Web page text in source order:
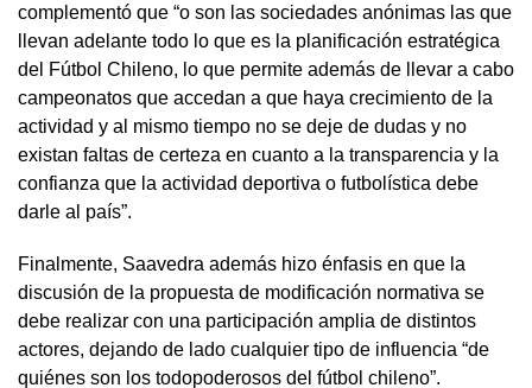
complementó que “o son las sociedades anónimas las que
llevan adelante todo lo que es la planificación estratégica
del Fútbol Chileno, lo que permite además de llevar a cabo
campeonatos que accedan a que haya crecimiento de la
actividad y al mismo tiempo no se deje de dudas y no
existan faltas de certeza en cuanto a la transparencia y la
confianza que la actividad deportiva o futbolística debe
darle al país”.
Finalmente, Saavedra además hizo énfasis en que la
discusión de la propuesta de modificación normativa se
debe realizar con una participación amplia de distintos
actores, dejando de lado cualquier tipo de influencia “de
quiénes son los todopoderosos del fútbol chileno”.